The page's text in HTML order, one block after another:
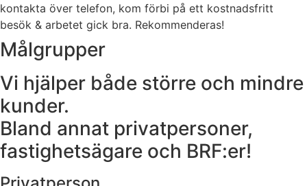
kontakta över telefon, kom förbi på ett kostnadsfritt
besök & arbetet gick bra. Rekommenderas!
Målgrupper
Vi hjälper både större och mindre
kunder.
Bland annat privatpersoner,
fastighetsägare och BRF:er!